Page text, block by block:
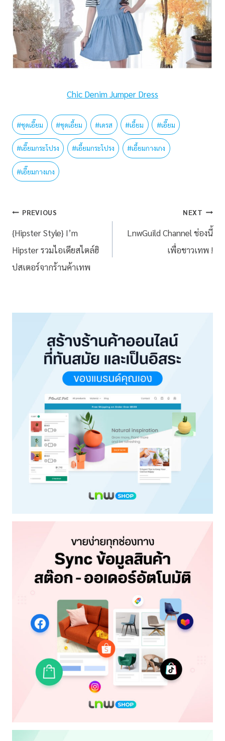
Chic Denim Jumper Dress
#ชุดเอี๊ยม #ชุดเอี้ยม #เดรส #เอี้ยม #เอี๊ยม
#เอี๊ยมกระโปรง #เอี้ยมกระโปรง #เอี้ยมกางเกง
#เอี๊ยมกางเกง
PREVIOUS
{Hipster Style} I’m
Hipster รวมไอเดียสไตล์ฮิ
ปสเตอร์จากร้านค้าเทพ
NEXT
LnwGuild Channel ช่องนี้
เพื่อชาวเทพ !